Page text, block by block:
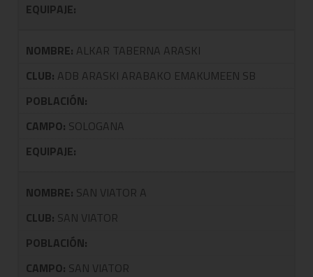
EQUIPAJE:
NOMBRE: ALKAR TABERNA ARASKI
CLUB: ADB ARASKI ARABAKO EMAKUMEEN SB
POBLACIÓN:
CAMPO: SOLOGANA
EQUIPAJE:
NOMBRE: SAN VIATOR A
CLUB: SAN VIATOR
POBLACIÓN:
CAMPO: SAN VIATOR